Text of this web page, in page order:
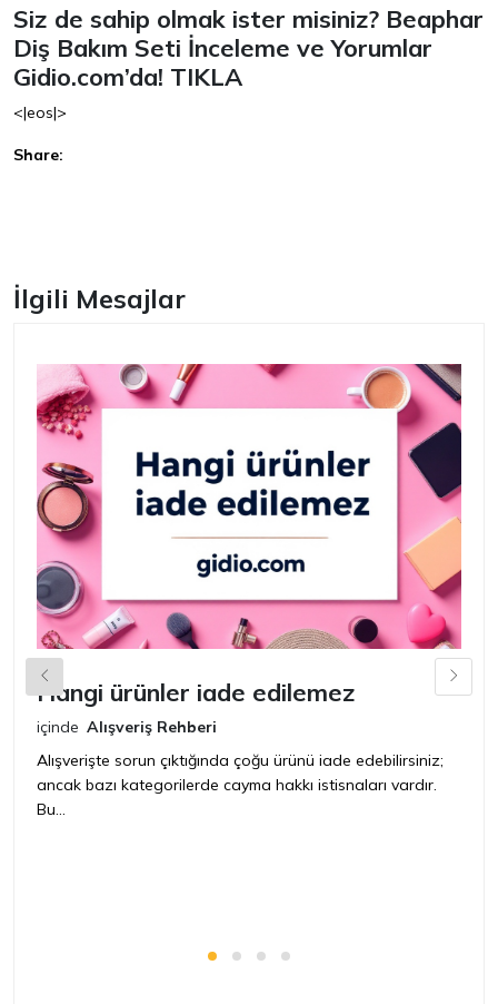
Siz de sahip olmak ister misiniz? Beaphar
Diş Bakım Seti İnceleme ve Yorumlar
Gidio.com’da! TIKLA
<|eos|>
Share:
İlgili Mesajlar
Hangi ürünler iade edilemez
içinde Alışveriş Rehberi
Alışverişte sorun çıktığında çoğu ürünü iade edebilirsiniz;
ancak bazı kategorilerde cayma hakkı istisnaları vardır.
Bu...